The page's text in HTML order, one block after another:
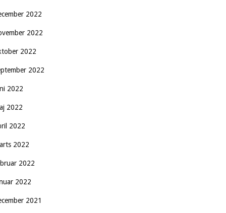
2022
2022
2022
2022
2022
2022
2022
2022
2022
2022
2021